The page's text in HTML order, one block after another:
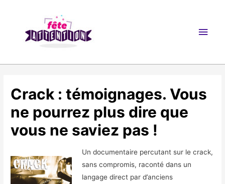
Crack : témoignages. Vous
ne pourrez plus dire que
vous ne saviez pas !
Un documentaire percutant sur le crack,
sans compromis, raconté dans un
langage direct par d’anciens